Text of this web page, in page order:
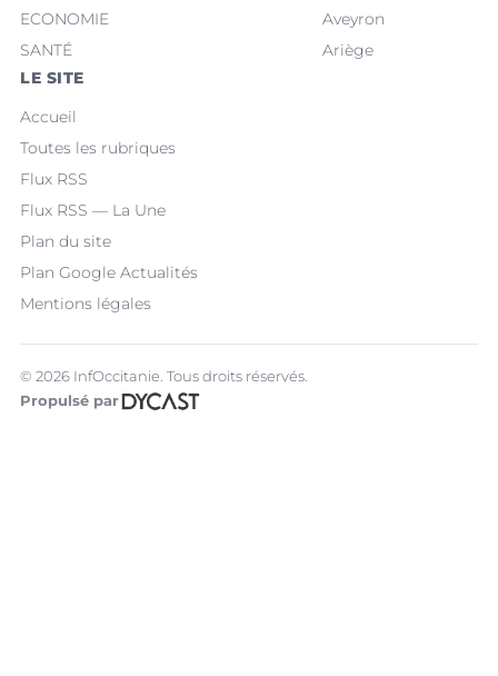
ECONOMIE
SANTÉ
Aveyron
Ariège
LE SITE
Accueil
Toutes les rubriques
Flux RSS
Flux RSS — La Une
Plan du site
Plan Google Actualités
Mentions légales
© 2026 InfOccitanie. Tous droits réservés.
Propulsé par